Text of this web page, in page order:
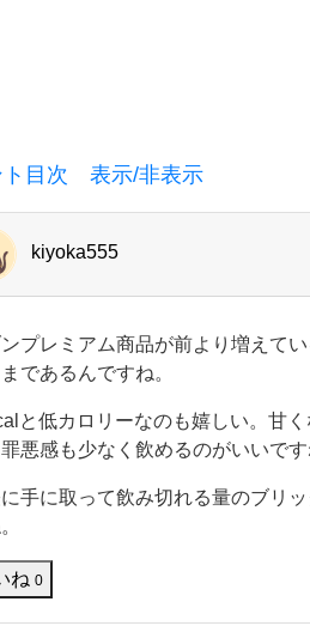
の
ト目次 表示/非表示
kiyoka555
プレミアム商品が前より増えて
であるんですね。
と低カロリーなのも嬉しい。甘
悪感も少なく飲めるのがいいです
手に取って飲み切れる量のブリ
ね 0